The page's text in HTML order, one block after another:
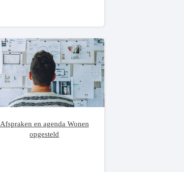
Afspraken en agenda Wonen
opgesteld